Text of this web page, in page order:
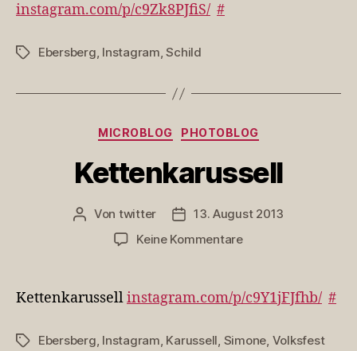
instagram.com/p/c9Zk8PJfiS/ #
Schlagwörter
Ebersberg, Instagram,Schild
Kategorien
MICROBLOG PHOTOBLOG
Kettenkarussell
Beitragsautor
Von twitter Veröffentlichungsdatum
13. August 2013
Keine Kommentarezu
Kettenkarussellinstagram.com/p/c9Y1jFJfhb/ #
Schlagwörter
Ebersberg Instagram Karussell Simone Volksfest